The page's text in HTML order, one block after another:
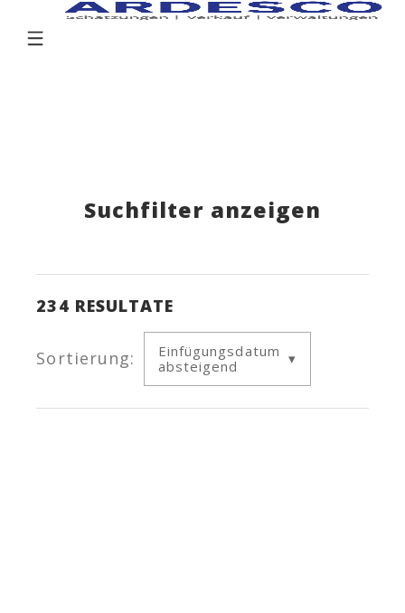
Suchfilter anzeigen
234 RESULTATE
Sortierung:
Einfügungsdatum
absteigend